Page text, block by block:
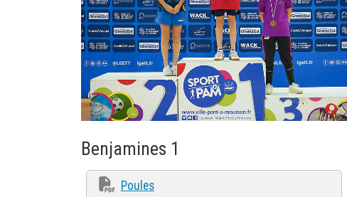
Benjamines 1
Poules